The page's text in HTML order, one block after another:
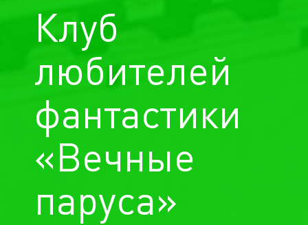
Клуб
любителей
фантастики
«Вечные
паруса»